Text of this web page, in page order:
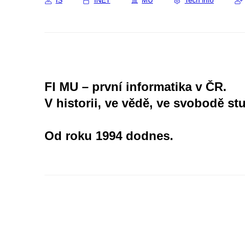
FI MU – první informatika v ČR.
V historii, ve vědě, ve svobodě
Od roku 1994 dodnes.